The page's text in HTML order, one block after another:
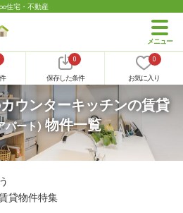
住宅・不動産
0
保存した条件
0
お気に入り
ウンターキッチンの賃貸
パート)物件一覧
貸物件特集